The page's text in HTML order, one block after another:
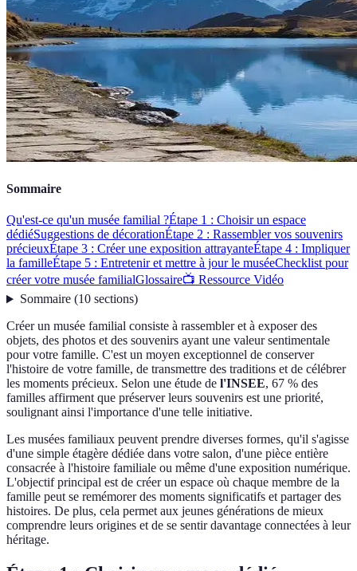
Sommaire
Qu'est-ce qu'un musée familial ?Étape 1 : Choisir un espace
dédiéSuggestions de décorationÉtape 2 : Rassembler vos souvenirs
précieuxÉtape 3 : Créer une exposition attrayanteÉtape 4 : Impliquer
la familleÉtape 5 : Entretenir et mettre à jour le muséeChecklist pour
créer votre musée familialGlossaire📺 Ressource Vidéo
Sommaire(10 sections)
Créer un musée familial consiste à rassembler et à exposer des
objets, des photos et des souvenirs ayant une valeur sentimentale
pour votre famille. C'est un moyen exceptionnel de conserver
l'histoire de votre famille, de transmettre des traditions et de célébrer
les moments précieux. Selon une étude de l'INSEE, 67 % des
familles affirment que préserver leurs souvenirs est une priorité,
soulignant ainsi l'importance d'une telle initiative.
Les musées familiaux peuvent prendre diverses formes, qu'il s'agisse
d'une simple étagère dédiée dans votre salon, d'une pièce entière
consacrée à l'histoire familiale ou même d'une exposition numérique.
L'objectif principal est de créer un espace où chaque membre de la
famille peut se remémorer des moments significatifs et partager des
histoires. De plus, cela permet aux jeunes générations de mieux
comprendre leurs origines et de se sentir davantage connectées à leur
héritage.